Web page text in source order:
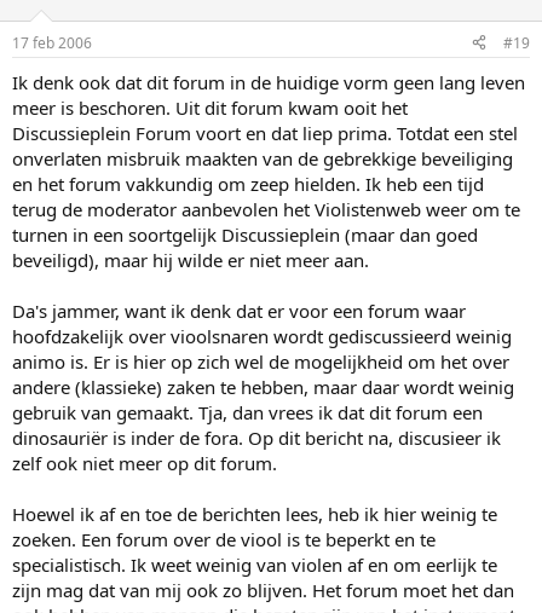
17 feb 2006 #19
Ik denk ook dat dit forum in de huidige vorm geen lang leven
meer is beschoren. Uit dit forum kwam ooit het
Discussieplein Forum voort en dat liep prima. Totdat een stel
onverlaten misbruik maakten van de gebrekkige beveiliging
en het forum vakkundig om zeep hielden. Ik heb een tijd
terug de moderator aanbevolen het Violistenweb weer om te
turnen in een soortgelijk Discussieplein (maar dan goed
beveiligd), maar hij wilde er niet meer aan.
Da's jammer, want ik denk dat er voor een forum waar
hoofdzakelijk over vioolsnaren wordt gediscussieerd weinig
animo is. Er is hier op zich wel de mogelijkheid om het over
andere (klassieke) zaken te hebben, maar daar wordt weinig
gebruik van gemaakt. Tja, dan vrees ik dat dit forum een
dinosauriër is inder de fora. Op dit bericht na, discusieer ik
zelf ook niet meer op dit forum.
Hoewel ik af en toe de berichten lees, heb ik hier weinig te
zoeken. Een forum over de viool is te beperkt en te
specialistisch. Ik weet weinig van violen af en om eerlijk te
zijn mag dat van mij ook zo blijven. Het forum moet het dan